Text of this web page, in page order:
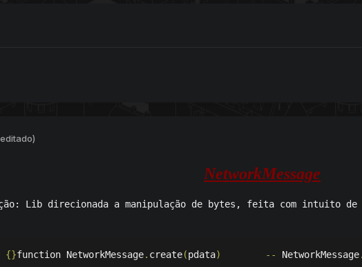
NetworkMessage
Lib direcionada a manipulação de bytes, feita com intuito
{}function NetworkMessage. create(pdata) -- NetworkMessage.